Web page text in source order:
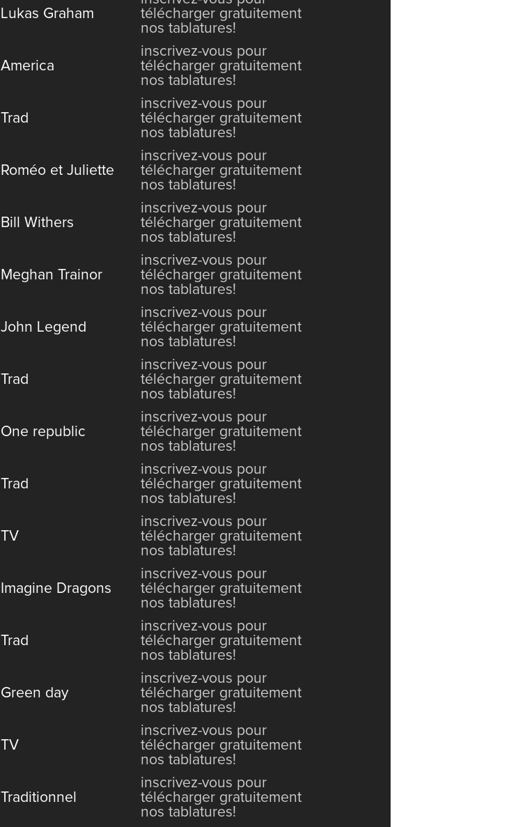
Lukas Graham
télécharger gratuitement
nos tablatures!
America
inscrivez-vous pour
télécharger gratuitement
nos tablatures!
Trad
inscrivez-vous pour
télécharger gratuitement
nos tablatures!
Roméo et Juliette
inscrivez-vous pour
télécharger gratuitement
nos tablatures!
Bill Withers
inscrivez-vous pour
télécharger gratuitement
nos tablatures!
Meghan Trainor
inscrivez-vous pour
télécharger gratuitement
nos tablatures!
John Legend
inscrivez-vous pour
télécharger gratuitement
nos tablatures!
Trad
inscrivez-vous pour
télécharger gratuitement
nos tablatures!
One republic
inscrivez-vous pour
télécharger gratuitement
nos tablatures!
Trad
inscrivez-vous pour
télécharger gratuitement
nos tablatures!
TV
inscrivez-vous pour
télécharger gratuitement
nos tablatures!
Imagine Dragons
inscrivez-vous pour
télécharger gratuitement
nos tablatures!
Trad
inscrivez-vous pour
télécharger gratuitement
nos tablatures!
Green day
inscrivez-vous pour
télécharger gratuitement
nos tablatures!
TV
inscrivez-vous pour
télécharger gratuitement
nos tablatures!
Traditionnel
inscrivez-vous pour
télécharger gratuitement
nos tablatures!